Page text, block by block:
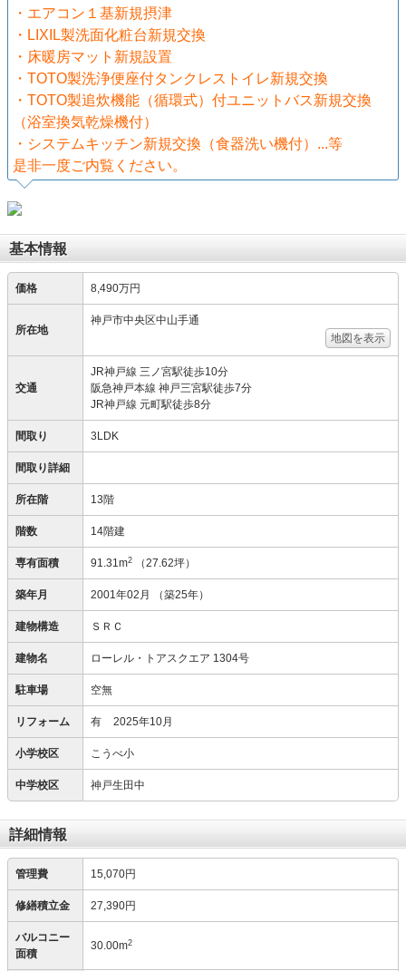
・エアコン１基新規摂津
・LIXIL製洗面化粧台新規交換
・床暖房マット新規設置
・TOTO製洗浄便座付タンクレストイレ新規交換
・TOTO製追炊機能（循環式）付ユニットバス新規交換
（浴室換気乾燥機付）
・システムキッチン新規交換（食器洗い機付）...等
是非一度ご内覧ください。
基本情報
価格 8,490万円
所在地
神戸市中央区中山手通
地図を表示
交通
JR神戸線 三ノ宮駅徒歩10分
阪急神戸本線 神戸三宮駅徒歩7分
JR神戸線 元町駅徒歩8分
間取り 3LDK
間取り詳細
所在階 13階
階数 14階建
専有面積 91.31m2 （27.62坪）
築年月 2001年02月 （築25年）
建物構造 ＳＲＣ
建物名 ローレル・トアスクエア 1304号
駐車場 空無
リフォーム 有 2025年10月
小学校区 こうべ小
中学校区 神戸生田中
詳細情報
管理費 15,070円
修繕積立金 27,390円
バルコニー
面積
30.00m2